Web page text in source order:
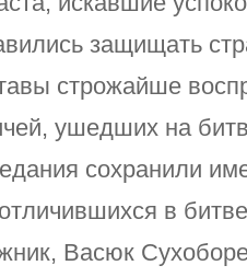
защищать
строжайше
ушедших на
сохранили
в
Васюк